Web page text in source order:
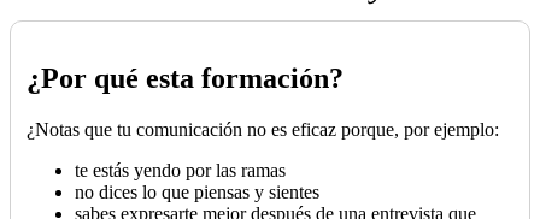
¿Por qué esta formación?
¿Notas que tu comunicación no es eficaz porque, por ejemplo:
te estás yendo por las ramas
no dices lo que piensas y sientes
sabes expresarte mejor después de una entrevista que